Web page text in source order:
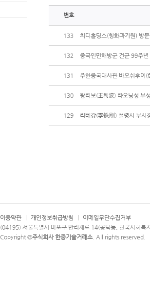
번호
133 치디홀딩스(칭화과기원) 방
132 중국인민해방군 건군 99주
131 주한중국대사관 바오쉬후이
130 왕리보(王利波) 랴오닝성 부
129 리테강(李铁刚) 철령시 부시
이용약관 개인정보취급방침
이메일무단수집거부
(04195) 서울특별시 마포구 만리재로 14(공덕동, 한국사회
Copyright ©주식회사 한중기술거래소. All rights reserved.